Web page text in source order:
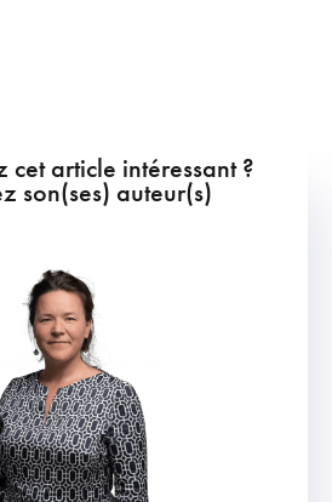
cet article intéressant ?
son(ses) auteur(s)